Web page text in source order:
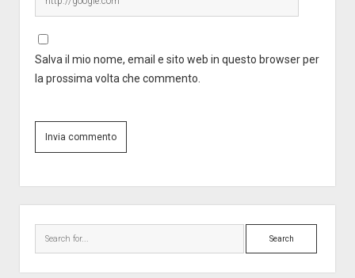
Salva il mio nome, email e sito web in questo browser per
la prossima volta che commento.
Search